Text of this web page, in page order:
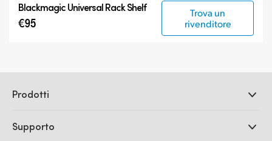
Blackmagic Universal Rack Shelf
€95
Trova un
rivenditore
Prodotti
DaVinci Resolve e Fusion
Supporto